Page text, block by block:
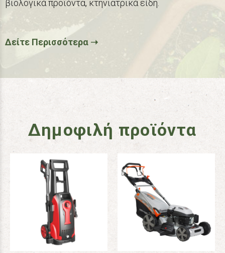
βιολογικά προϊόντα, κτηνιατρικά είδη.
Δείτε Περισσότερα ➝
Δημοφιλή προϊόντα